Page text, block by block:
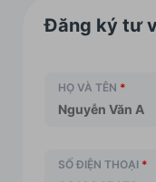
Đăng ký tư
HỌ VÀ TÊN *
SỐ ĐIỆN THOẠI *